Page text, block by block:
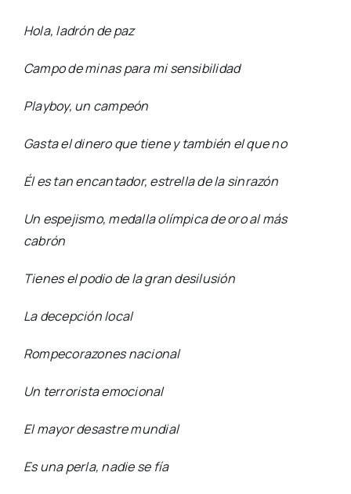
Hola, ladrón de paz
Campo de minas para mi sensibilidad
Playboy, un campeón
Gasta el dinero que tiene y también el que no
Él es tan encantador, estrella de la sinrazón
Un espejismo, medalla olímpica de oro al más
cabrón
Tienes el podio de la gran desilusión
La decepción local
Rompecorazones nacional
Un terrorista emocional
El mayor desastre mundial
Es una perla, nadie se fía